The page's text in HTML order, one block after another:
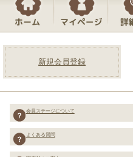
新規会員登録
会員ステージについて
よくある質問